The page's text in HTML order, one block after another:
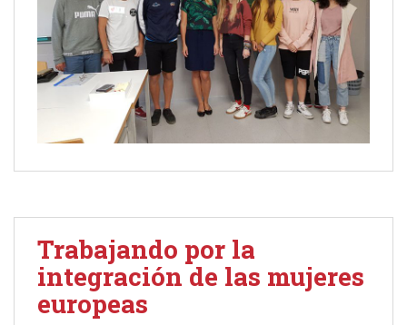
Trabajando por la
integración de las mujeres
europeas